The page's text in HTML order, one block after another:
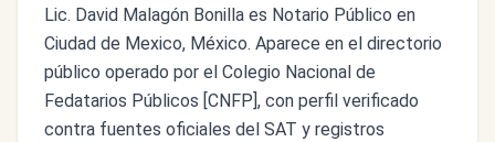
Lic. David Malagón Bonilla es Notario Público en
Ciudad de Mexico, México. Aparece en el directorio
público operado por el Colegio Nacional de
Fedatarios Públicos [CNFP], con perfil verificado
contra fuentes oficiales del SAT y registros